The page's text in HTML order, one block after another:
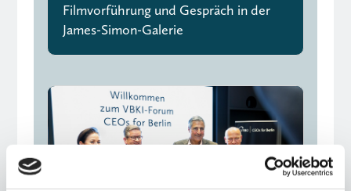
Filmvorführung und Gespräch in der
James-Simon-Galerie